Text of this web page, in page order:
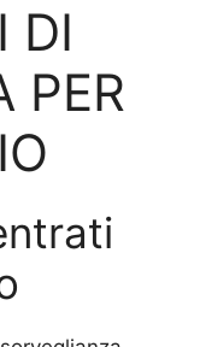
DI
PER